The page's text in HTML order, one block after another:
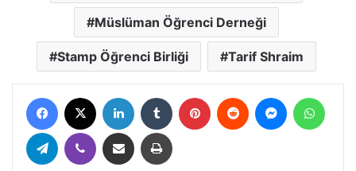
Müslüman Öğrenci Derneği
Stamp Öğrenci Birliği Tarif Shraim
Facebook LinkedIn Tumblr Pinterest Reddit Messenger
Telegram Viber E-Posta ile paylaş Yazdır